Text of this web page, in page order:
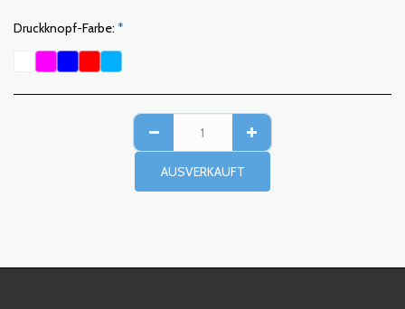
Druckknopf-Farbe: *
AUSVERKAUFT